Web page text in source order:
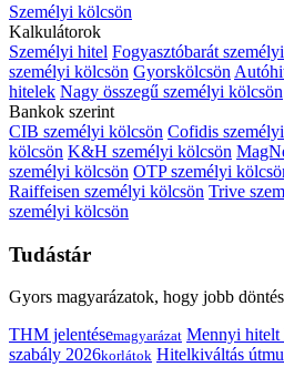
Személyi kölcsön
Kalkulátorok
Személyi hitel Fogyasztóbarát
személyi kölcsön Gyorskölcsön
hitelek Nagy összegű személyi kölcsön
Bankok szerint
CIB személyi kölcsön Cofidis
kölcsön K&H személyi kölcsön
személyi kölcsön OTP személyi
Raiffeisen személyi kölcsön Trive
személyi kölcsön
Tudástár
Gyors magyarázatok, hogy jobb
THM jelentésemagyarázat Mennyi hitelt
szabály 2026korlátok Hitelkiváltás